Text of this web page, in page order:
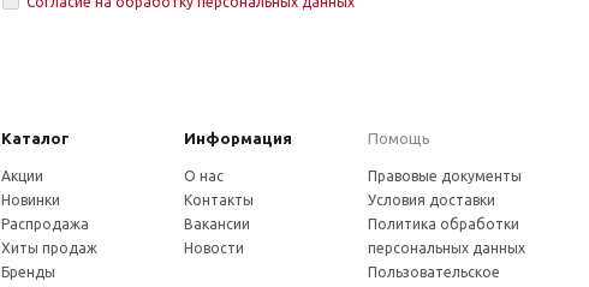
Каталог Информация Помощь
Акции
Новинки
Распродажа
Хиты продаж
Бренды
О нас
Контакты
Вакансии
Новости
Правовые документы
Условия доставки
Политика обработки
персональных данных
Пользовательское